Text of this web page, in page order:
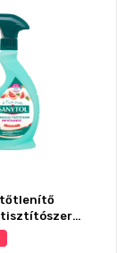
tisztítószer
500 ml